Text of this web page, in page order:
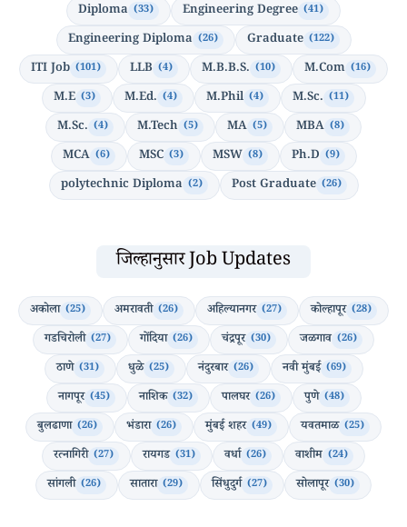
Diploma (33) Engineering Degree (41)
Engineering Diploma (26) Graduate (122)
ITI Job (101) LLB (4) M.B.B.S. (10) M.Com (16)
M.E (3) M.Ed. (4) M.Phil (4) M.Sc. (11)
M.Sc. (4) M.Tech (5) MA (5) MBA (8)
MCA (6) MSC (3) MSW (8) Ph.D (9)
polytechnic Diploma (2) Post Graduate (26)
जिल्हानुसार Job Updates
अकोला (25) अमरावती (26) अहिल्यानगर (27) कोल्हापूर (28)
गडचिरोली (27) गोंदिया (26) चंद्रपूर (30) जळगाव (26)
ठाणे (31) धुळे (25) नंदुरबार (26) नवी मुंबई (69)
नागपूर (45) नाशिक (32) पालघर (26) पुणे (48)
बुलढाणा (26) भंडारा (26) मुंबई शहर (49) यवतमाळ (25)
रत्नागिरी (27) रायगड (31) वर्धा (26) वाशीम (24)
सांगली (26) सातारा (29) सिंधुदुर्ग (27) सोलापूर (30)